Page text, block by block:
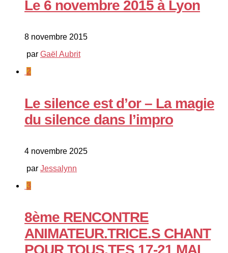
Le 6 novembre 2015 à Lyon
8 novembre 2015
par Gaël Aubrit
2
Le silence est d’or – La magie
du silence dans l’impro
4 novembre 2025
par Jessalynn
3
8ème RENCONTRE
ANIMATEUR.TRICE.S CHANT
POUR TOUS.TES 17-21 MAI